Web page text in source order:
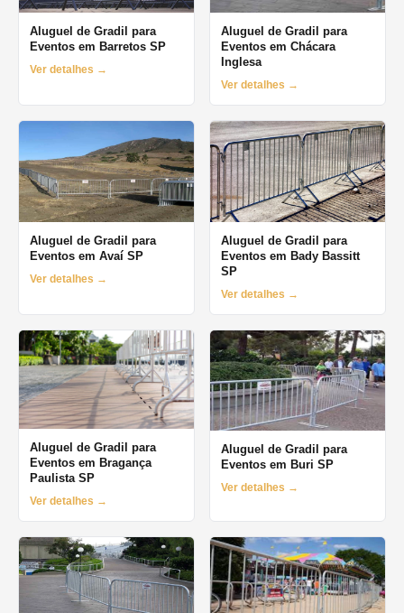
Aluguel de Gradil para
Eventos em Barretos SP
Ver detalhes →
Aluguel de Gradil para
Eventos em Chácara
Inglesa
Ver detalhes →
Aluguel de Gradil para
Eventos em Avaí SP
Ver detalhes →
Aluguel de Gradil para
Eventos em Bady Bassitt
SP
Ver detalhes →
Aluguel de Gradil para
Eventos em Bragança
Paulista SP
Ver detalhes →
Aluguel de Gradil para
Eventos em Buri SP
Ver detalhes →